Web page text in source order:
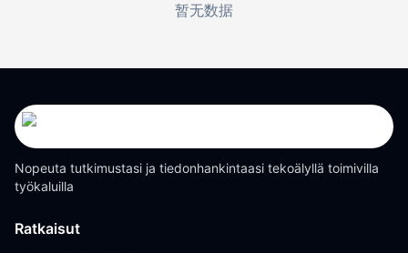
暂无数据
Nopeuta tutkimustasi ja tiedonhankintaasi tekoälyllä toimivilla
työkaluilla
Ratkaisut